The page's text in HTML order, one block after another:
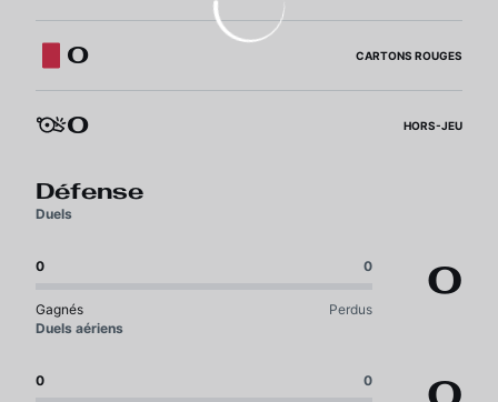
0 CARTONS ROUGES
0 HORS-JEU
Défense
Duels
0 0
Gagnés Perdus
0
Duels aériens
0 0